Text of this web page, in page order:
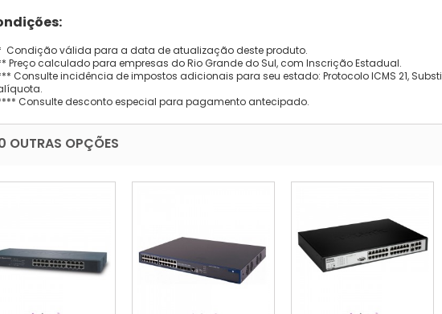
Condição válida para a data de atualização deste produto.
Preço calculado para empresas do Rio Grande do Sul, com Inscrição Estadual.
Consulte incidência de impostos adicionais para seu estado: Protocolo ICMS 21,
Consulte desconto especial para pagamento antecipado.
OUTRAS OPÇÕES